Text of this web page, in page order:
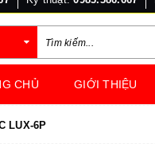
CHỦ GIỚI THIỆU
LUX-6P